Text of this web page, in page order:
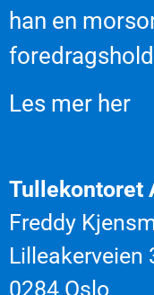
han en
Les mer her
Tullekontoret
Freddy
Lilleakerveien
0284 Oslo